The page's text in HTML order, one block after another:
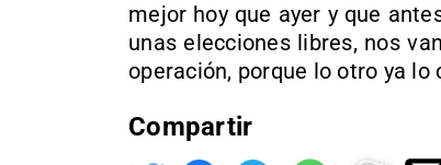
mejor hoy que ayer y que
unas elecciones libres, nos
operación, porque lo otro ya lo
Compartir